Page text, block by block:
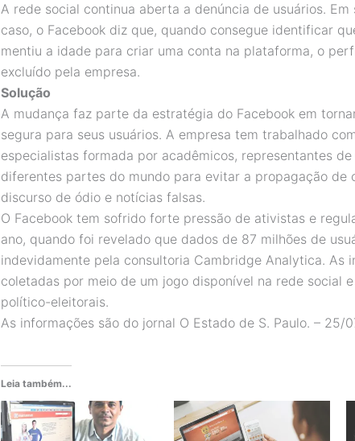
A rede social continua aberta a denúncia de usuários.
caso, o Facebook diz que, quando consegue identificar
mentiu a idade para criar uma conta na plataforma, o
excluído pela empresa.
Solução
A mudança faz parte da estratégia do Facebook em
segura para seus usuários. A empresa tem trabalhado
especialistas formada por acadêmicos, representantes
diferentes partes do mundo para evitar a propagação de
discurso de ódio e notícias falsas.
O Facebook tem sofrido forte pressão de ativistas e
ano, quando foi revelado que dados de 87 milhões de
indevidamente pela consultoria Cambridge Analytica. As
coletadas por meio de um jogo disponível na rede social
político-eleitorais.
As informações são do jornal O Estado de S. Paulo. – 25/
Leia também...